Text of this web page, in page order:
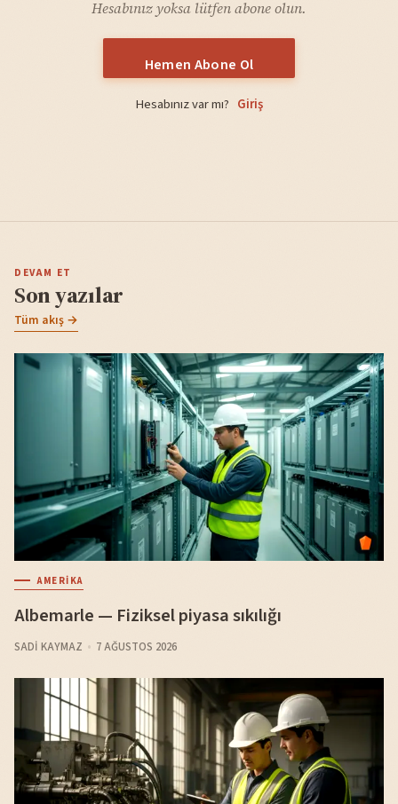
Hesabınız yoksa lütfen abone olun.
Hemen Abone Ol
Hesabınız var mı? Giriş
DEVAM ET
Son yazılar
Tüm akış →
AMERIKA
Albemarle — Fiziksel piyasa sıkılığı
SADI KAYMAZ 7 AĞUSTOS 2026